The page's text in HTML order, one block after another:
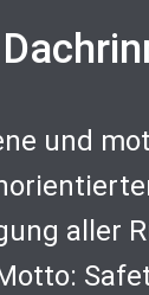
und
aller